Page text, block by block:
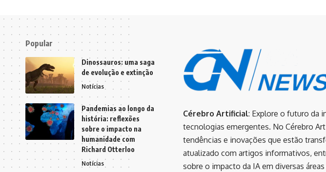
Popular
Dinossauros: uma saga
de evolução e extinção
Notícias
Pandemias ao longo da
história: reflexões
sobre o impacto na
humanidade com
Richard Otterloo
Notícias
Cérebro Artificial: Explore o futuro da
tecnologias emergentes. No Cérebro
tendências e inovações que estão
atualizado com artigos informativos,
sobre o impacto da IA em diversas